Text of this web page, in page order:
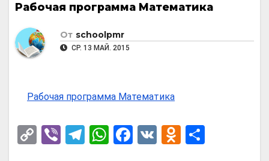
Рабочая программа Математика
От schoolpmr
СР. 13 МАЙ. 2015
Рабочая программа Математика
C
Vi
T
W
F
V
O